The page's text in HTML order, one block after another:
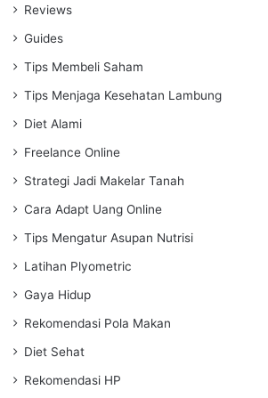
Reviews
Guides
Tips Membeli Saham
Tips Menjaga Kesehatan Lambung
Diet Alami
Freelance Online
Strategi Jadi Makelar Tanah
Cara Adapt Uang Online
Tips Mengatur Asupan Nutrisi
Latihan Plyometric
Gaya Hidup
Rekomendasi Pola Makan
Diet Sehat
Rekomendasi HP